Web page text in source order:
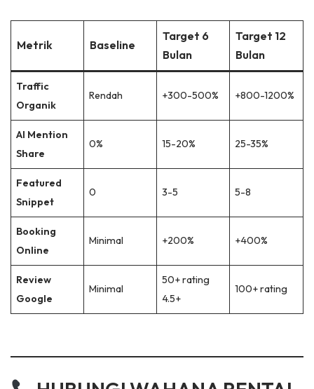
Metrik Baseline
Target 6
Bulan
Target 12
Bulan
Traffic
Organik
Rendah +300-500% +800-1200%
AI Mention
Share
0% 15-20% 25-35%
Featured
Snippet
0 3-5 5-8
Booking
Online
Minimal +200% +400%
Review
Google
Minimal
50+ rating
4.5+
100+ rating